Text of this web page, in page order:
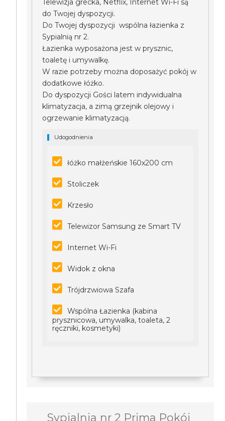
Telewizja grecka, Netflix, Internet Wi-Fi są
do Twojej dyspozycji.
Do Twojej dyspozycji wspólna łazienka z
Sypialnią nr 2.
Łazienka wyposażona jest w prysznic,
toaletę i umywalkę.
W razie potrzeby można doposażyć pokój w
dodatkowe łóżko.
Do dyspozycji Gości latem indywidualna
klimatyzacja, a zimą grzejnik olejowy i
ogrzewanie klimatyzacją.
Udogodnienia
łóżko małżeńskie 160x200 cm
Stoliczek
Krzesło
Telewizor Samsung ze Smart TV
Internet Wi-Fi
Widok z okna
Trójdrzwiowa Szafa
Wspólna Łazienka (kabina
prysznicowa, umywalka, toaleta, 2
ręczniki, kosmetyki)
Sypialnia nr 2 Prima Pokój